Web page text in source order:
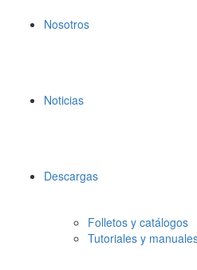
Nosotros
Noticias
Descargas
Folletos y catálogos
Tutoriales y